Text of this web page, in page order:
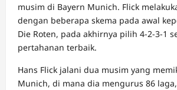
musim di Bayern Munich. Flick
dengan beberapa skema pada awal
Die Roten, pada akhirnya pilih 4-2-3-1
pertahanan terbaik.
Hans Flick jalani dua musim yang
Munich, di mana dia mengurus 86